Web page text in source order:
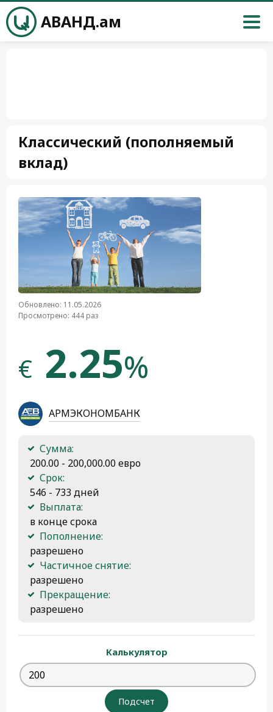
АВАНД.ам
Классический (пополняемый
вклад)
Обновлено: 11.05.2026
Просмотрено: 444 раз
€ 2.25%
АРМЭКОНОМБАНК
Сумма:
200.00 - 200,000.00 евро
Срок:
546 - 733 дней
Выплата:
в конце срока
Пополнение:
разрешено
Частичное снятие:
разрешено
Прекращение:
разрешено
Калькулятор